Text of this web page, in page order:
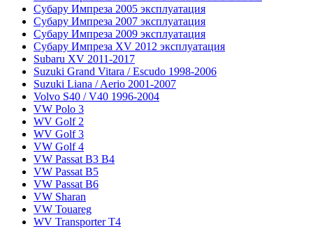
Субару Импреза 2005 эксплуатация
Субару Импреза 2007 эксплуатация
Субару Импреза 2009 эксплуатация
Субару Импреза XV 2012 эксплуатация
Subaru XV 2011-2017
Suzuki Grand Vitara / Escudo 1998-2006
Suzuki Liana / Aerio 2001-2007
Volvo S40 / V40 1996-2004
VW Polo 3
WV Golf 2
WV Golf 3
VW Golf 4
VW Passat B3 B4
VW Passat B5
VW Passat B6
VW Sharan
VW Touareg
WV Transporter T4